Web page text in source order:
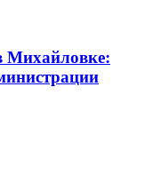
Михайловке: